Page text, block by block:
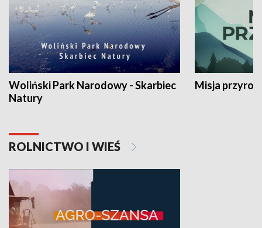
Woliński Park Narodowy - Skarbiec
Natury
Misja
ROLNICTWO I WIEŚ